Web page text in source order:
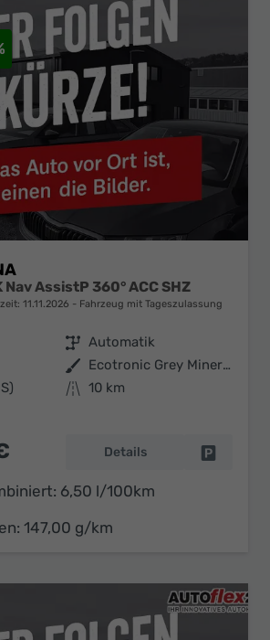
Nav AssistP 360° ACC SHZ
11.11.2026 Fahrzeug mit Tageszulassung
Getriebe Automatik
Außenfarbe
Ecotronic Grey Mineraleffekt
Kilometerstand 10 km
Details
6,50 l/100km
147,00 g/km